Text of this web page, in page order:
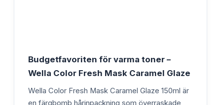
Budgetfavoriten för varma toner –
Wella Color Fresh Mask Caramel Glaze
Wella Color Fresh Mask Caramel Glaze 150ml är
en färgbomb hårinpackning som överraskade